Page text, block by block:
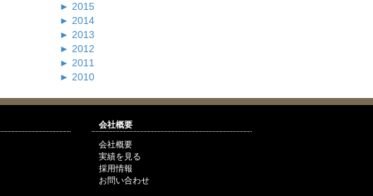
► 2015
► 2014
► 2013
► 2012
► 2011
► 2010
会社概要
会社概要
実績を見る
採用情報
お問い合わせ